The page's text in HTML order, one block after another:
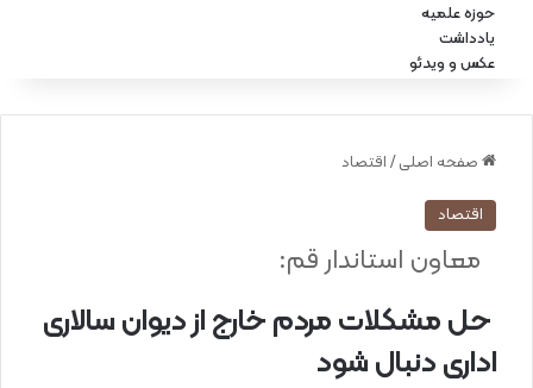
حوزه علمیه
یادداشت
عکس و ویدئو
صفحه اصلی / اقتصاد
اقتصاد
حل مشکلات مردم خارج از دیوان سالاری
اداری دنبال شود
معاون استاندار قم: